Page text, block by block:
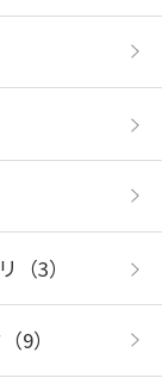
（3）
（9）